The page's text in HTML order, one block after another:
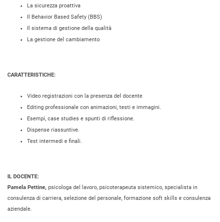
La sicurezza proattiva
Il Behavior Based Safety (BBS)
Il sistema di gestione della qualità
La gestione del cambiamento
CARATTERISTICHE:
Video registrazioni con la presenza del docente
Editing professionale con animazioni, testi e immagini.
Esempi, case studies e spunti di riflessione.
Dispense riassuntive.
Test intermedi e finali.
IL DOCENTE:
Pamela Pettine, psicologa del lavoro, psicoterapeuta sistemico, specialista in
consulenza di carriera, selezione del personale, formazione soft skills e consulenza
aziendale.